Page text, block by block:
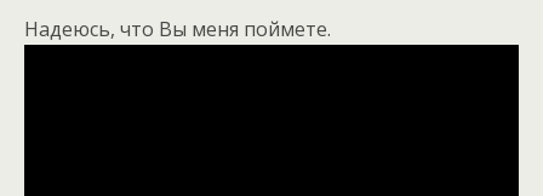
Надеюсь, что Вы меня поймете.